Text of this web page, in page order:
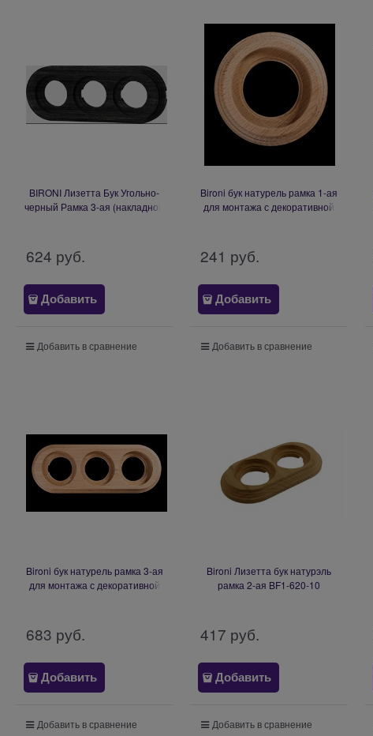
BIRONI Лизетта Бук Угольно-
черный Рамка 3-ая (накладной
624 руб.
Добавить
Добавить в сравнение
Bironi бук натурель рамка 1-ая
для монтажа с декоративной
241 руб.
Добавить
Добавить в сравнение
Bironi бук натурель рамка 3-ая
для монтажа с декоративной
683 руб.
Добавить
Добавить в сравнение
Bironi Лизетта бук натурэль
рамка 2-ая BF1-620-10
417 руб.
Добавить
Добавить в сравнение